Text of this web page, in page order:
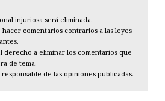
injuriosa será eliminada.
comentarios contrarios a las leyes
derecho a eliminar los comentarios que
de tema.
de las opiniones publicadas.